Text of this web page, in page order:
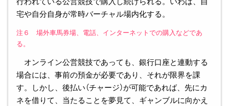
宅や自分自身が常時バーチャル場内化する。
注６ 場外車馬券場、電話、インターネットでの購入などであ
る。
オンライン公営競技であっても、銀行口座と連動する
場合には、事前の預金が必要であり、それが限界を課
す。しかし、後払い（チャージ）が可能であれば、先にカ
ネを借りて、当たることを夢見て、ギャンブルに向かえ